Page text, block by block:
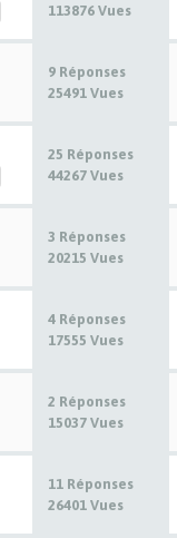
113876 Vues
9 Réponses
25491 Vues
25 Réponses
44267 Vues
3 Réponses
20215 Vues
4 Réponses
17555 Vues
2 Réponses
15037 Vues
11 Réponses
26401 Vues